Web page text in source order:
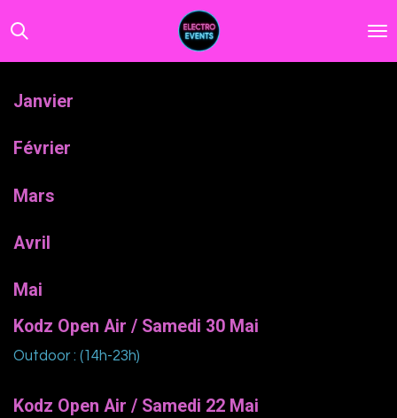
Passer
au
contenu
Janvier
Février
Mars
Avril
Mai
Kodz Open Air / Samedi 30 Mai
Outdoor : (14h-23h)
Kodz Open Air / Samedi 22 Mai